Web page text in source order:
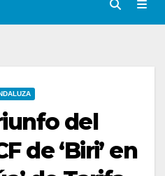
del
de ‘Biri’ en